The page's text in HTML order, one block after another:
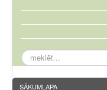
meklēt...
SĀKUMLAPA